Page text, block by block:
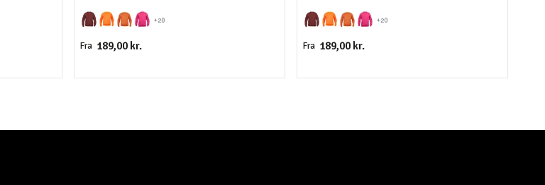
+20
Fra 189,00 kr.
+20
Fra 189,00 kr.